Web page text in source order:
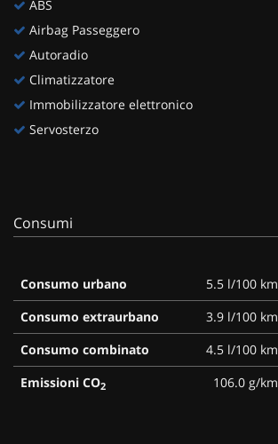
ABS
Airbag Passeggero
Autoradio
Climatizzatore
Immobilizzatore elettronico
Servosterzo
Consumi
Consumo urbano
5.5 l/100 km
Consumo extraurbano
3.9 l/100 km
Consumo combinato
4.5 l/100 km
Emissioni CO2 106.0 g/km
questi
strumenti
di
si
rimanda
alla
cookie
modificare
scelte
in
qualsiasi
momento.